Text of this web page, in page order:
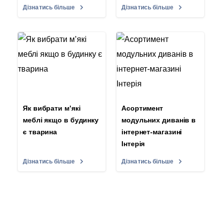
Дізнатись більше Дізнатись більше
Як вибрати м’які
меблі якщо в будинку
є тварина
Дізнатись більше
Асортимент
модульних диванів в
інтернет-магазині
Інтерія
Дізнатись більше